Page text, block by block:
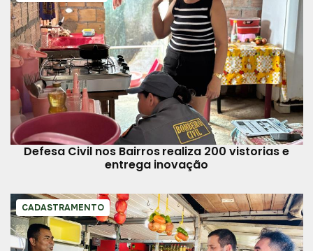
Defesa Civil nos Bairros realiza 200 vistorias e
entrega inovação
CADASTRAMENTO